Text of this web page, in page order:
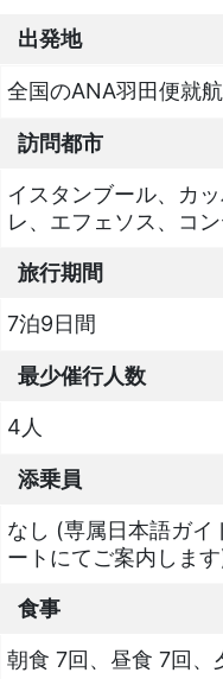
出発地
全国のANA羽田便就
訪問都市
イスタンブール、カ
レ、エフェソス、コ
旅行期間
7泊9日間
最少催行人数
4人
添乗員
なし (専属日本語ガイ
ートにてご案内しま
食事
朝食 7回、昼食 7回、